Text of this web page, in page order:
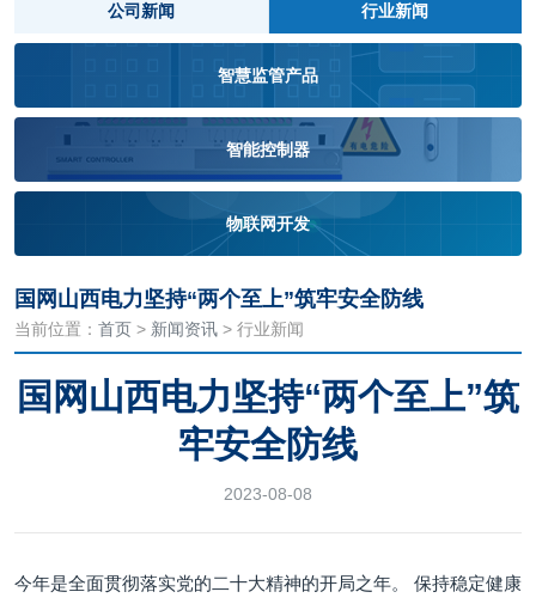
公司新闻 行业新闻
智慧监管产品
智能控制器
物联网开发
国网山西电力坚持“两个至上”筑牢安全防线
当前位置： 首页 > 新闻资讯 > 行业新闻
国网山西电力坚持“两个至上”筑
牢安全防线
2023-08-08
今年是全面贯彻落实党的二十大精神的开局之年。 保持稳定健康